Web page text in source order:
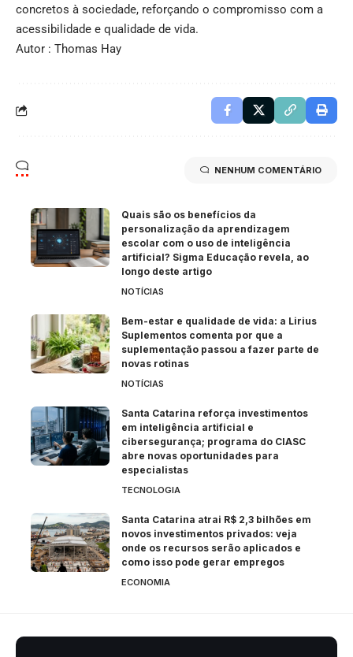
concretos à sociedade, reforçando o compromisso com a
acessibilidade e qualidade de vida.
Autor : Thomas Hay
NENHUM COMENTÁRIO
Quais são os benefícios da
personalização da aprendizagem
escolar com o uso de inteligência
artificial? Sigma Educação revela, ao
longo deste artigo
NOTÍCIAS
Bem-estar e qualidade de vida: a Lirius
Suplementos comenta por que a
suplementação passou a fazer parte de
novas rotinas
NOTÍCIAS
Santa Catarina reforça investimentos
em inteligência artificial e
cibersegurança; programa do CIASC
abre novas oportunidades para
especialistas
TECNOLOGIA
Santa Catarina atrai R$ 2,3 bilhões em
novos investimentos privados: veja
onde os recursos serão aplicados e
como isso pode gerar empregos
ECONOMIA